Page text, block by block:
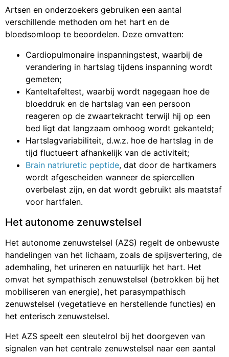
Artsen en onderzoekers gebruiken een aantal
verschillende methoden om het hart en de
bloedsomloop te beoordelen. Deze omvatten:
Cardiopulmonaire inspanningstest, waarbij de
verandering in hartslag tijdens inspanning wordt
gemeten;
Kanteltafeltest, waarbij wordt nagegaan hoe de
bloeddruk en de hartslag van een persoon
reageren op de zwaartekracht terwijl hij op een
bed ligt dat langzaam omhoog wordt gekanteld;
Hartslagvariabiliteit, d.w.z. hoe de hartslag in de
tijd fluctueert afhankelijk van de activiteit;
Brain natriuretic peptide, dat door de hartkamers
wordt afgescheiden wanneer de spiercellen
overbelast zijn, en dat wordt gebruikt als maatstaf
voor hartfalen.
Het autonome zenuwstelsel
Het autonome zenuwstelsel (AZS) regelt de onbewuste
handelingen van het lichaam, zoals de spijsvertering, de
ademhaling, het urineren en natuurlijk het hart. Het
omvat het sympathisch zenuwstelsel (betrokken bij het
mobiliseren van energie), het parasympathisch
zenuwstelsel (vegetatieve en herstellende functies) en
het enterisch zenuwstelsel.
Het AZS speelt een sleutelrol bij het doorgeven van
signalen van het centrale zenuwstelsel naar een aantal